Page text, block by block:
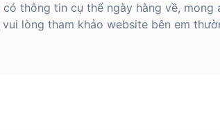
thông tin cụ thể ngày hàng về, mong
lòng tham khảo website bên em